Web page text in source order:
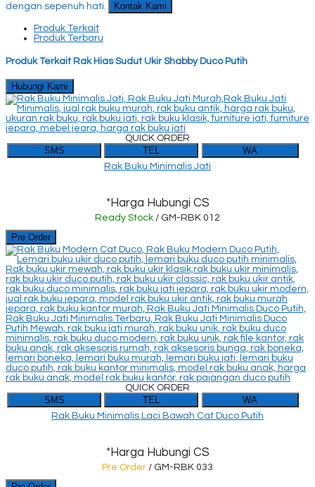
dengan sepenuh hati.
Kontak Kami
Produk Terkait
Produk Terbaru
Produk Terkait Rak Hias Sudut Ukir Shabby Duco Putih
Hubungi Kami
QUICK ORDER
SMS TEL WA
Rak Buku Minimalis Jati
*Harga Hubungi CS
Ready Stock / GM-RBK 012
Pre Order
QUICK ORDER
SMS TEL WA
Rak Buku Minimalis Laci Bawah Cat Duco Putih
*Harga Hubungi CS
Pre Order / GM-RBK 033